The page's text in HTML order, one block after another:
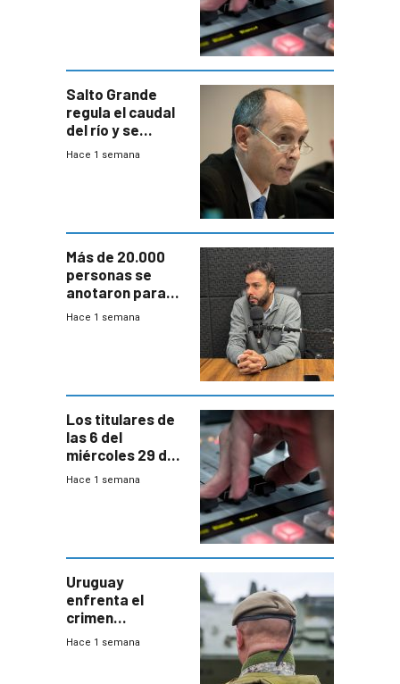
Salto Grande
regula el caudal
del río y se
prepara para un
Hace 1 semana
Más de 20.000
personas se
anotaron para
las pruebas
Hace 1 semana
Los titulares de
las 6 del
miércoles 29 de
julio de 2026
Hace 1 semana
Uruguay
enfrenta el
crimen
organizado con
Hace 1 semana